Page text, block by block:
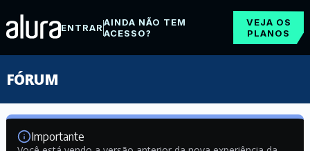
ENTRARAINDA NÃO TEM
ACESSO?
VEJA OS
PLANOS
FÓRUM
Importante